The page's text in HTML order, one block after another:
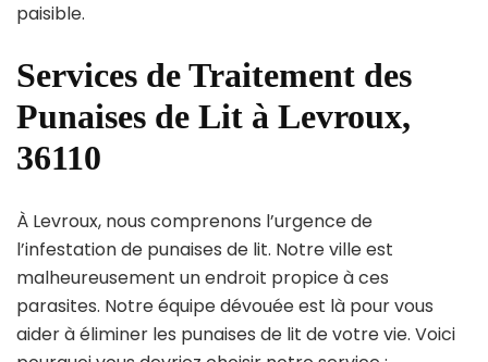
paisible.
Services de Traitement des
Punaises de Lit à Levroux,
36110
À Levroux, nous comprenons l’urgence de
l’infestation de punaises de lit. Notre ville est
malheureusement un endroit propice à ces
parasites. Notre équipe dévouée est là pour vous
aider à éliminer les punaises de lit de votre vie. Voici